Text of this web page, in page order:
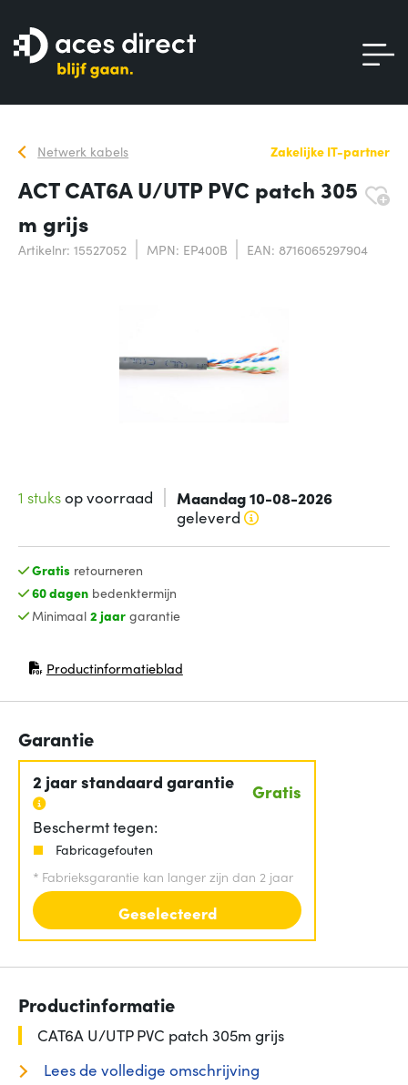
Netwerk kabels Zakelijke IT-partner
ACT CAT6A U/UTP PVC patch 305
m grijs
Artikelnr: 15527052 MPN: EP400B EAN: 8716065297904
1 stuksop voorraad Maandag 10-08-2026
geleverd
Gratis retourneren
60 dagenbedenktermijn
Minimaal 2 jaargarantie
Productinformatieblad
(opent in nieuw venster)
Garantie
2 jaar standaard garantie Gratis
Beschermt tegen:
Fabricagefouten
* Fabrieksgarantie kan langer zijn dan 2 jaar
Geselecteerd
Productinformatie
CAT6A U/UTP PVC patch 305m grijs
Lees de volledige omschrijving